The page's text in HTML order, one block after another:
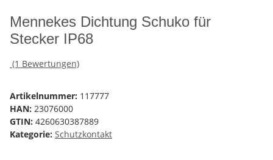
Mennekes Dichtung Schuko für
Stecker IP68
(1 Bewertungen)
Artikelnummer: 117777
HAN: 23076000
GTIN: 4260630387889
Kategorie: Schutzkontakt